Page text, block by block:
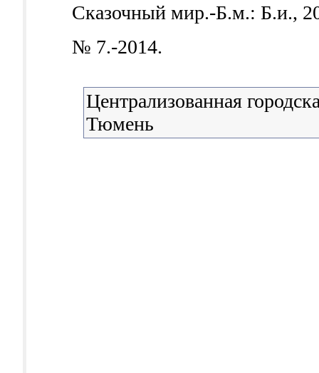
Сказочный мир.-Б.м.: Б.и.,
№ 7.-2014.
Централизованная
Тюмень